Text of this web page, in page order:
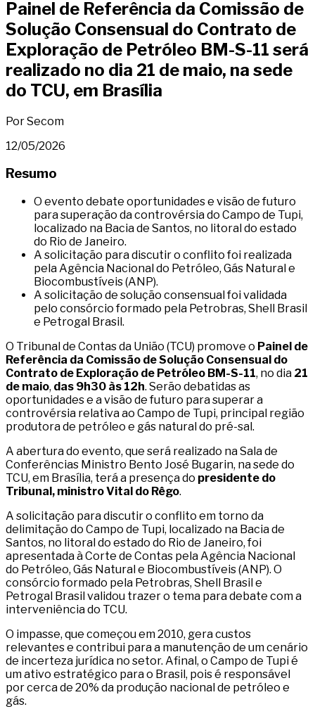
Painel de Referência da Comissão de
Solução Consensual do Contrato de
Exploração de Petróleo BM-S-11 será
realizado no dia 21 de maio, na sede
do TCU, em Brasília
Por Secom
12/05/2026
Resumo
O evento debate oportunidades e visão de futuro
para superação da controvérsia do Campo de Tupi,
localizado na Bacia de Santos, no litoral do estado
do Rio de Janeiro.
A solicitação para discutir o conflito foi realizada
pela Agência Nacional do Petróleo, Gás Natural e
Biocombustíveis (ANP).
A solicitação de solução consensual foi validada
pelo consórcio formado pela Petrobras, Shell Brasil
e Petrogal Brasil.
O Tribunal de Contas da União (TCU) promove o Painel de
Referência da Comissão de Solução Consensual do
Contrato de Exploração de Petróleo BM-S-11, no dia 21
de maio, das 9h30 às 12h. Serão debatidas as
oportunidades e a visão de futuro para superar a
controvérsia relativa ao Campo de Tupi, principal região
produtora de petróleo e gás natural do pré-sal.
A abertura do evento, que será realizado na Sala de
Conferências Ministro Bento José Bugarin, na sede do
TCU, em Brasília, terá a presença do presidente do
Tribunal, ministro Vital do Rêgo.
A solicitação para discutir o conflito em torno da
delimitação do Campo de Tupi, localizado na Bacia de
Santos, no litoral do estado do Rio de Janeiro, foi
apresentada à Corte de Contas pela Agência Nacional
do Petróleo, Gás Natural e Biocombustíveis (ANP). O
consórcio formado pela Petrobras, Shell Brasil e
Petrogal Brasil validou trazer o tema para debate com a
interveniência do TCU.
O impasse, que começou em 2010, gera custos
relevantes e contribui para a manutenção de um cenário
de incerteza jurídica no setor. Afinal, o Campo de Tupi é
um ativo estratégico para o Brasil, pois é responsável
por cerca de 20% da produção nacional de petróleo e
gás.